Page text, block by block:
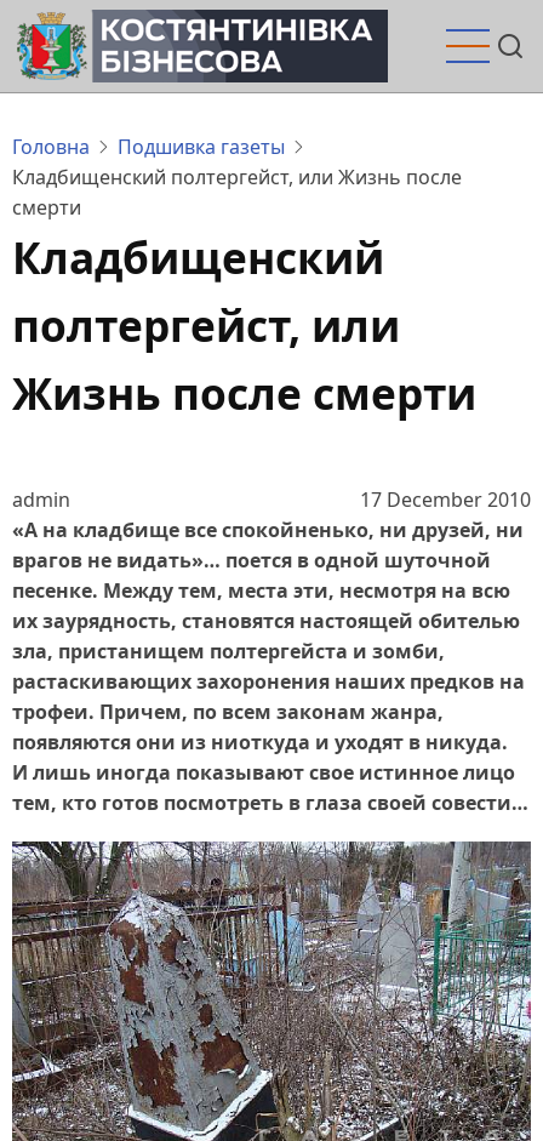
Перейти
до
основного
Головна
Подшивка газеты
Кладбищенский полтергейст, или Жизнь после
смерти
Кладбищенский
полтергейст, или
Жизнь после смерти
admin
17 December 2010
«А на кладбище все спокойненько, ни друзей, ни
врагов не видать»… поется в одной шуточной
песенке. Между тем, места эти, несмотря на всю
их заурядность, становятся настоящей обителью
зла, пристанищем полтергейста и зомби,
растаскивающих захоронения наших предков на
трофеи. Причем, по всем законам жанра,
появляются они из ниоткуда и уходят в никуда.
И лишь иногда показывают свое истинное лицо
тем, кто готов посмотреть в глаза своей совести…